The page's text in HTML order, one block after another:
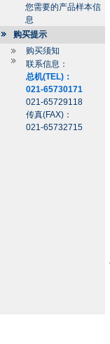
您需要的产品样本信
息
购买提示
购买须知
联系信息：
总机(TEL)：
021-65730171
021-65729118
传真(FAX)：
021-65732715